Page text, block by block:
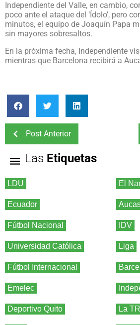
Independiente del Valle, en cambio,
poco ante el ataque del ‘Ídolo’, pero
minutos, el equipo de Joaquín Papa
sin mayores sobresaltos.
En la próxima fecha, Independiente
mientras que Barcelona recibirá a
Post Anterior
Las Etiquetas
LDU El
Ecuador
Fútbol Nacional IDV
Universidad Católica Liga
Fútbol Internacional
Emelec
Deportivo Quito La TRI